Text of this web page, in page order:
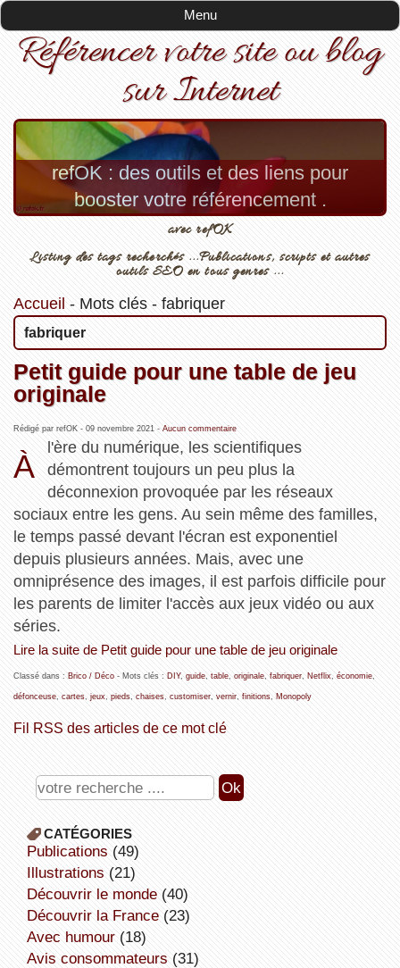
Menu
Référencer votre site ou blog
sur Internet
refOK : des outils et des liens pour
booster votre référencement .
avec refOK
Listing des tags recherchés ...Publications, scripts et autres
outils SEO en tous genres ...
Accueil - Mots clés- fabriquer
fabriquer
Petit guide pour une table de jeu
originale
Rédigé par refOK - 09 novembre 2021 - Aucun commentaire
À
l'ère du numérique, les scientifiques
démontrent toujours un peu plus la
déconnexion provoquée par les réseaux
sociaux entre les gens. Au sein même des familles,
le temps passé devant l'écran est exponentiel
depuis plusieurs années. Mais, avec une
omniprésence des images, il est parfois difficile pour
les parents de limiter l'accès aux jeux vidéo ou aux
séries.
Lire la suite de Petit guide pour une table de jeu originale
Classé dans : Brico / Déco- Mots clés : DIY, guide, table, originale, fabriquer, Netflix économie,
défonceuse, cartes, jeux pieds, chaises, customiser, vernir, finitions, Monopoly
Fil RSS des articles de ce mot clé
CATÉGORIES
publications (49)
illustrations (21)
découvrir le monde(40)
découvrir la France(23)
avec humour(18)
avis consommateurs (31)